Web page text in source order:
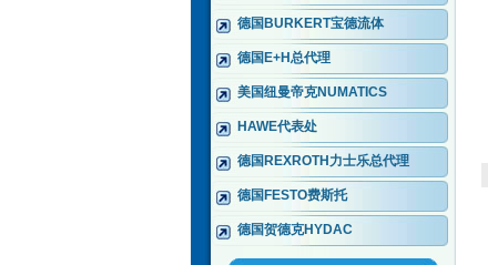
德国BURKERT宝德流体
德国E+H总代理
美国纽曼帝克NUMATICS
HAWE代表处
德国REXROTH力士乐总代理
德国FESTO费斯托
德国贺德克HYDAC